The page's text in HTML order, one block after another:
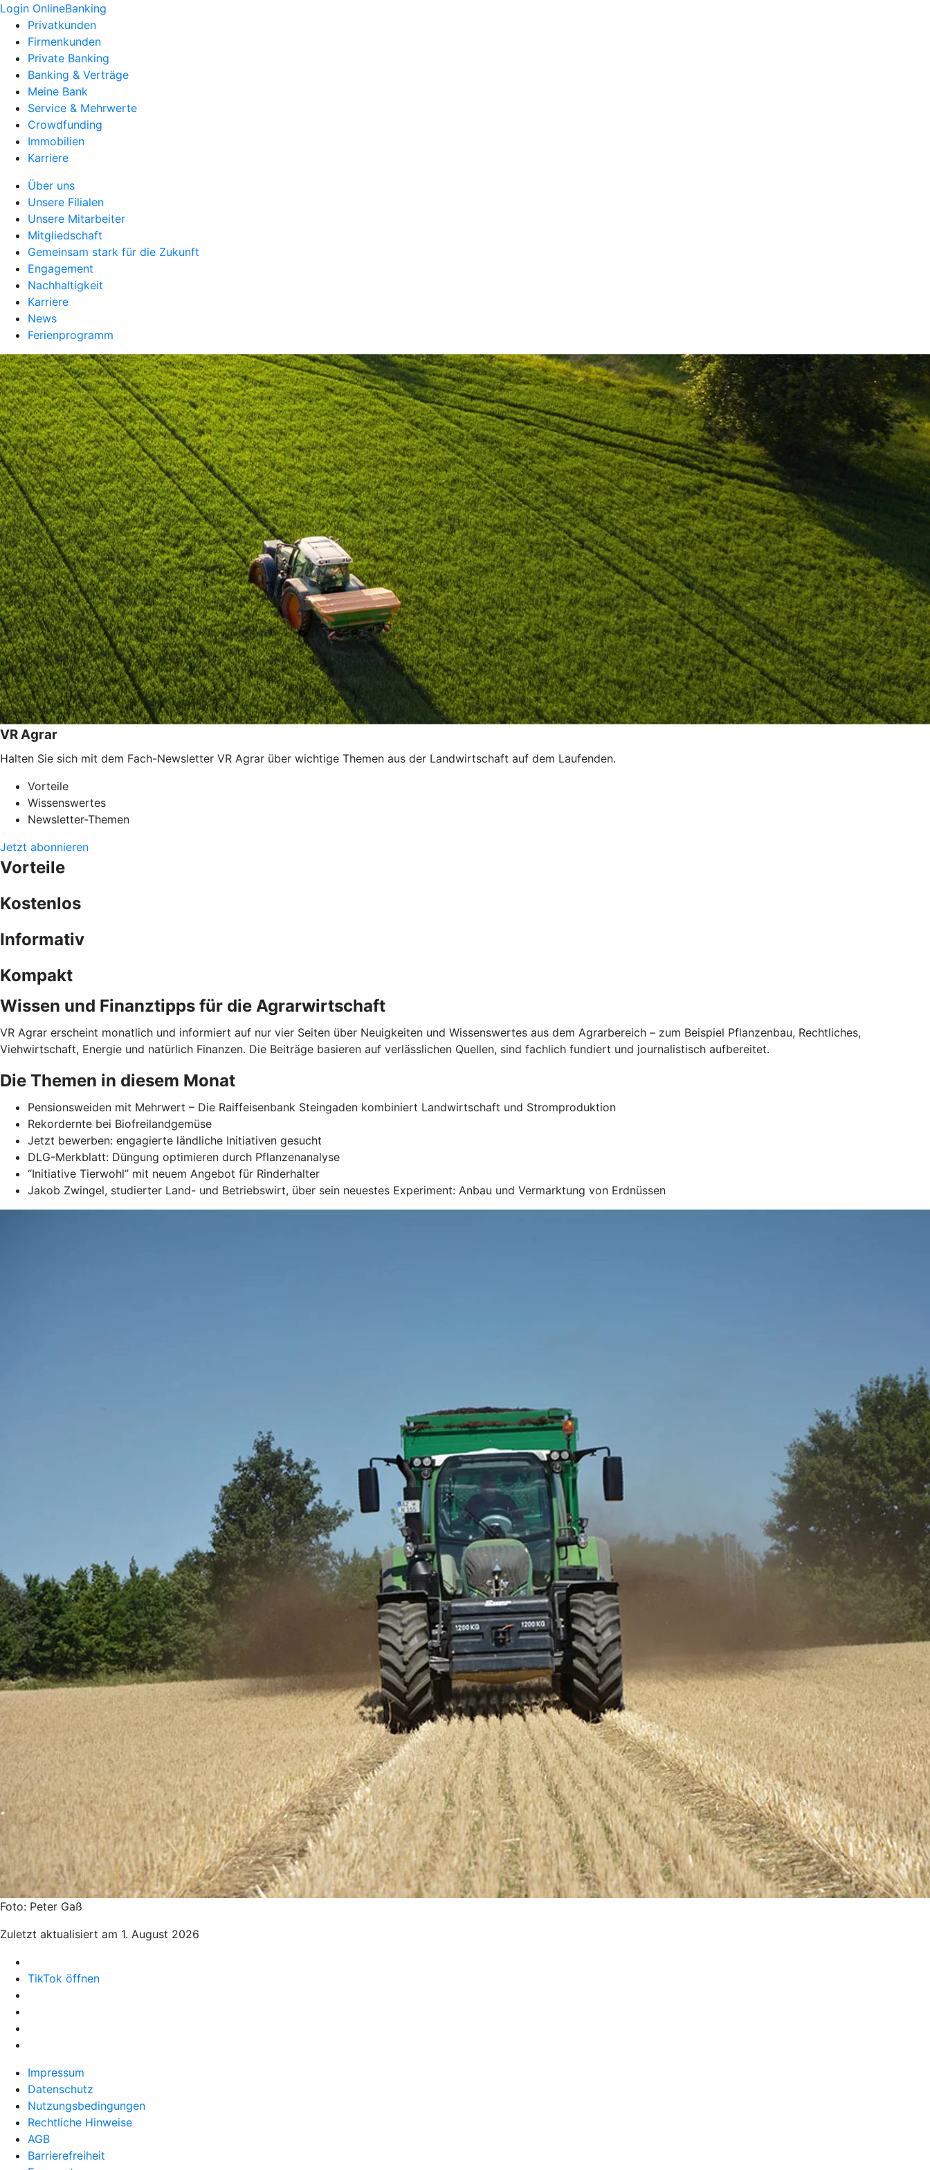
Login OnlineBanking
Privatkunden
Firmenkunden
Private Banking
Banking & Verträge
Meine Bank
Service & Mehrwerte
Crowdfunding
Immobilien
Karriere
Über uns
Unsere Filialen
Unsere Mitarbeiter
Mitgliedschaft
Gemeinsam stark für die Zukunft
Engagement
Nachhaltigkeit
Karriere
News
Ferienprogramm
VR Agrar
Halten Sie sich mit dem Fach-Newsletter VR Agrar über wichtige Themen aus der Landwirtschaft auf dem Laufenden.
Vorteile
Wissenswertes
Newsletter-Themen
Jetzt abonnieren
Vorteile
Kostenlos
Informativ
Kompakt
Wissen und Finanztipps für die Agrarwirtschaft
VR Agrar erscheint monatlich und informiert auf nur vier Seiten über Neuigkeiten und Wissenswertes aus dem Agrarbereich – zum Beispiel Pflanzenbau, Rechtliches,
Viehwirtschaft, Energie und natürlich Finanzen. Die Beiträge basieren auf verlässlichen Quellen, sind fachlich fundiert und journalistisch aufbereitet.
Die Themen in diesem Monat
Pensionsweiden mit Mehrwert – Die Raiffeisenbank Steingaden kombiniert Landwirtschaft und Stromproduktion
Rekordernte bei Biofreilandgemüse
Jetzt bewerben: engagierte ländliche Initiativen gesucht
DLG-Merkblatt: Düngung optimieren durch Pflanzenanalyse
“Initiative Tierwohl” mit neuem Angebot für Rinderhalter
Jakob Zwingel, studierter Land- und Betriebswirt, über sein neuestes Experiment: Anbau und Vermarktung von Erdnüssen
Foto: Peter Gaß
Zuletzt aktualisiert am 1. August 2026
TikTok öffnen
Impressum
Datenschutz
Nutzungsbedingungen
Rechtliche Hinweise
AGB
Barrierefreiheit